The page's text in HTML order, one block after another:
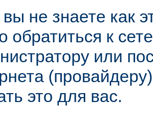
не знаете как
обратиться к
или
это для вас.